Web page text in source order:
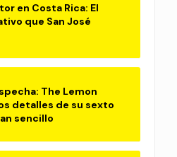
en Costa Rica: El
que San José
The Lemon
detalles de su sexto
sencillo